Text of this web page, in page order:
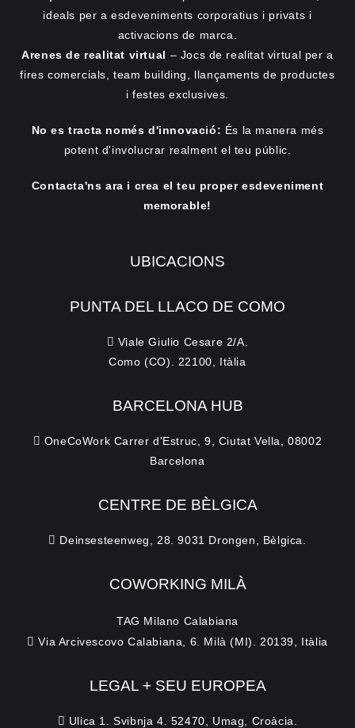
ideals per a esdeveniments corporatius i privats i
activacions de marca.
Arenes de realitat virtual – Jocs de realitat virtual per a
fires comercials, team building, llançaments de productes
i festes exclusives.
No es tracta només d'innovació: És la manera més
potent d'involucrar realment el teu públic.
Contacta'ns ara i crea el teu proper esdeveniment
memorable!
UBICACIONS
PUNTA DEL LLACO DE COMO
Viale Giulio Cesare 2/A.
Como (CO). 22100, Itàlia
BARCELONA HUB
OneCoWork Carrer d'Estruc, 9, Ciutat Vella, 08002
Barcelona
CENTRE DE BÈLGICA
Deinsesteenweg, 28. 9031 Drongen, Bèlgica.
COWORKING MILÀ
TAG Milano Calabiana
Via Arcivescovo Calabiana, 6. Milà (MI). 20139, Itàlia
LEGAL + SEU EUROPEA
Ulica 1. Svibnja 4. 52470, Umag, Croàcia.